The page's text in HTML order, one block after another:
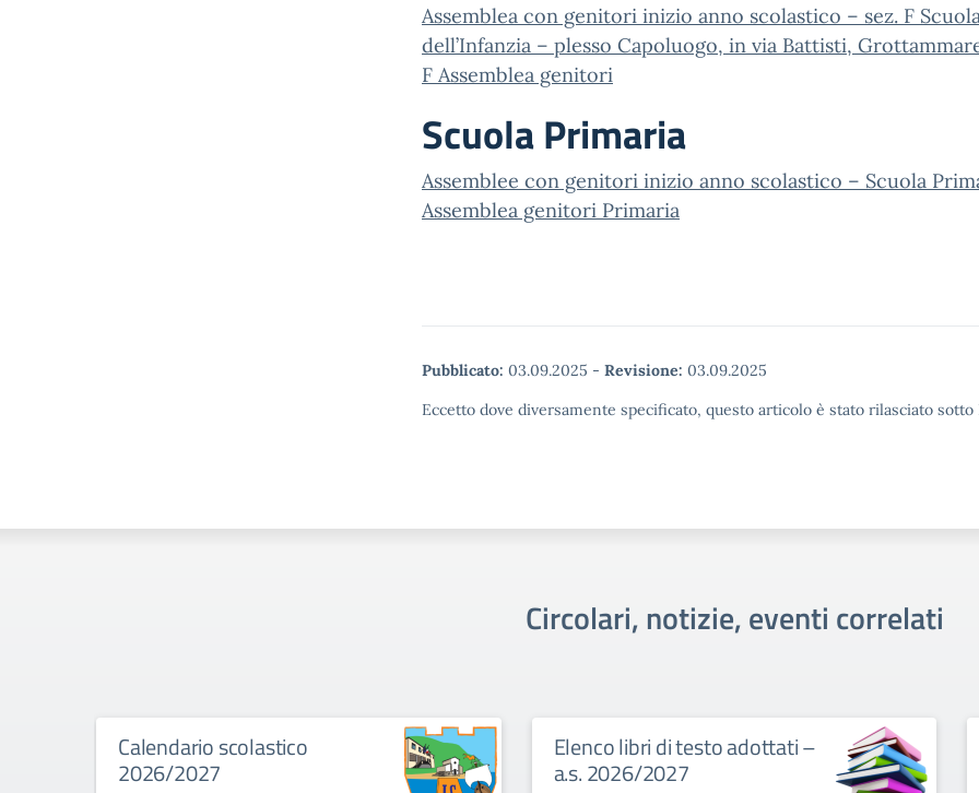
Assemblea con genitori inizio anno scolastico – sez. F
dell’Infanzia – plesso Capoluogo, in via Battisti,
F Assemblea genitori
Scuola Primaria
Assemblee con genitori inizio anno scolastico – Scuola
Assemblea genitori Primaria
Pubblicato: 03.09.2025 - Revisione: 03.09.2025
Eccetto dove diversamente specificato, questo articolo è stato rilasciato
Circolari, notizie, eventi correlati
Calendario scolastico
2026/2027
Elenco libri di testo adottati –
a.s. 2026/2027